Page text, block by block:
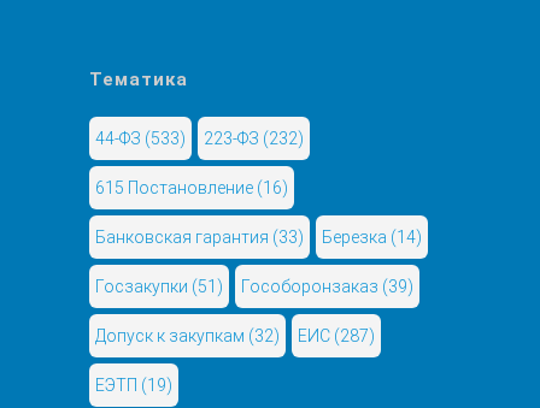
Тематика
44-ФЗ (533) 223-ФЗ (232)
615 Постановление (16)
Банковская гарантия (33) Березка (14)
Госзакупки (51) Гособоронзаказ (39)
Допуск к закупкам (32) ЕИС (287)
ЕЭТП (19)